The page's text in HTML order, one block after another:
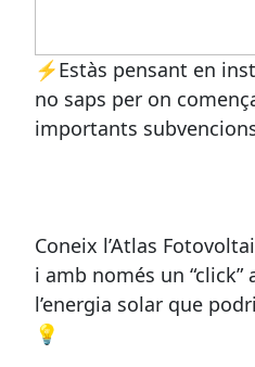
⚡Estàs pensant en
no saps per on
importants
Coneix l’Atlas
i amb només un “click”
l’energia solar que
💡